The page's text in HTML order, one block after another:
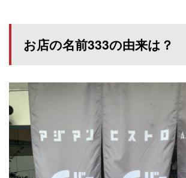
お店の名前333の由来は？